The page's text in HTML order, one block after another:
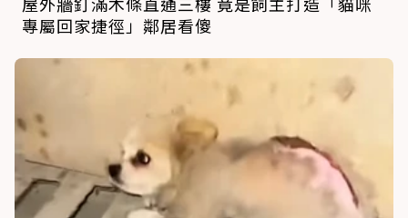
專屬回家捷徑」鄰居看傻